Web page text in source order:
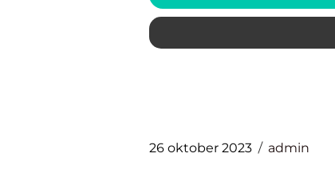
26 oktober 2023 admin